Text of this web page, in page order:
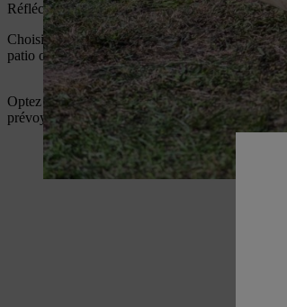
Réfléchissez bien à l’endroit où vous allez
Choisissez un lieu qui vous permettra de garder
patio ou d’une fenêtre, par exemple).
Optez pour un endroit semi-ombragé. Si ce
prévoyez un parasol pour protéger les enfants du